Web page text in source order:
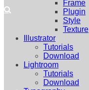
Frame
Plugin
Style
Texture
Illustrator
Tutorials
Download
Lightroom
Tutorials
Download